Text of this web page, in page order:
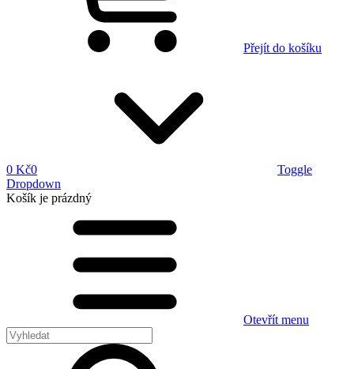
Přejít do košíku
0 Kč0
Toggle
Dropdown
Košík je prázdný
Otevřít menu